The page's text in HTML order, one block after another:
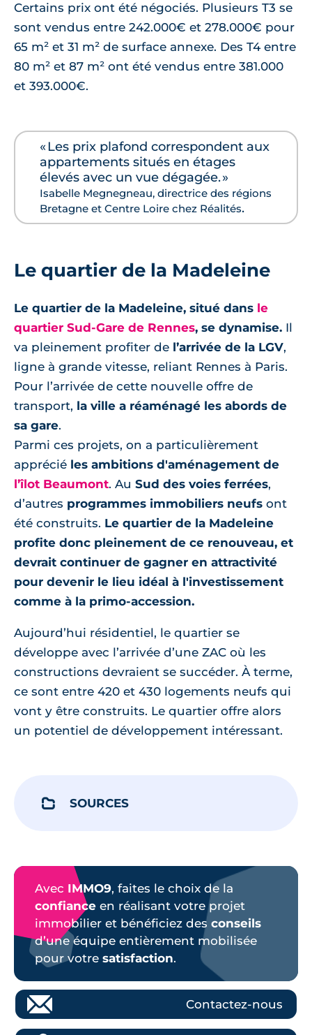
Certains prix ont été négociés. Plusieurs T3 se
sont vendus entre 242.000€ et 278.000€ pour
65 m² et 31 m² de surface annexe. Des T4 entre
80 m² et 87 m² ont été vendus entre 381.000
et 393.000€.
« Les prix plafond correspondent aux
appartements situés en étages
élevés avec un vue dégagée. »
Isabelle Megnegneau, directrice des régions
Bretagne et Centre Loire chez Réalités.
Le quartier de la Madeleine
Le quartier de la Madeleine, situé dans le
quartier Sud-Gare de Rennes, se dynamise. Il
va pleinement profiter de l’arrivée de la LGV,
ligne à grande vitesse, reliant Rennes à Paris.
Pour l’arrivée de cette nouvelle offre de
transport, la ville a réaménagé les abords de
sa gare.
Parmi ces projets, on a particulièrement
apprécié les ambitions d'aménagement de
l’îlot Beaumont. Au Sud des voies ferrées,
d’autres programmes immobiliers neufs ont
été construits. Le quartier de la Madeleine
profite donc pleinement de ce renouveau, et
devrait continuer de gagner en attractivité
pour devenir le lieu idéal à l'investissement
comme à la primo-accession.
Aujourd’hui résidentiel, le quartier se
développe avec l’arrivée d’une ZAC où les
constructions devraient se succéder. À terme,
ce sont entre 420 et 430 logements neufs qui
vont y être construits. Le quartier offre alors
un potentiel de développement intéressant.
SOURCES
Avec IMMO9, faites le choix de la
confiance en réalisant votre projet
immobilier et bénéficiez des conseils
d’une équipe entièrement mobilisée
pour votre satisfaction.
Contactez-nous